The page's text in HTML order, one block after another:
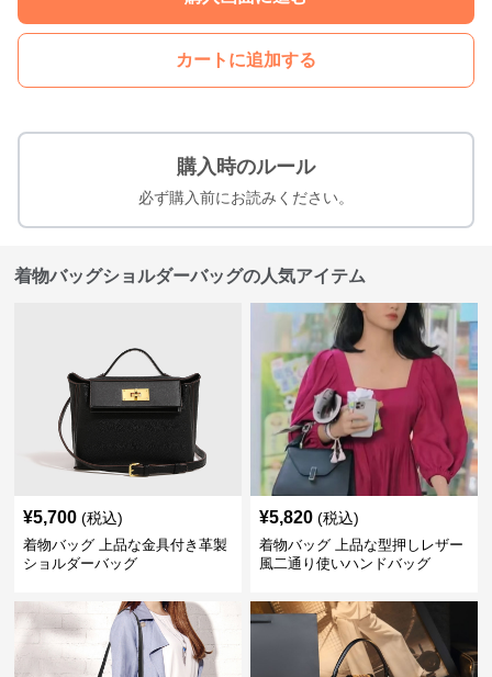
カートに追加する
購入時のルール
必ず購入前にお読みください。
着物バッグショルダーバッグの人気アイテム
¥5,700 (税込)
着物バッグ 上品な金具付き革製
ショルダーバッグ
¥5,820 (税込)
着物バッグ 上品な型押しレザー
風二通り使いハンドバッグ